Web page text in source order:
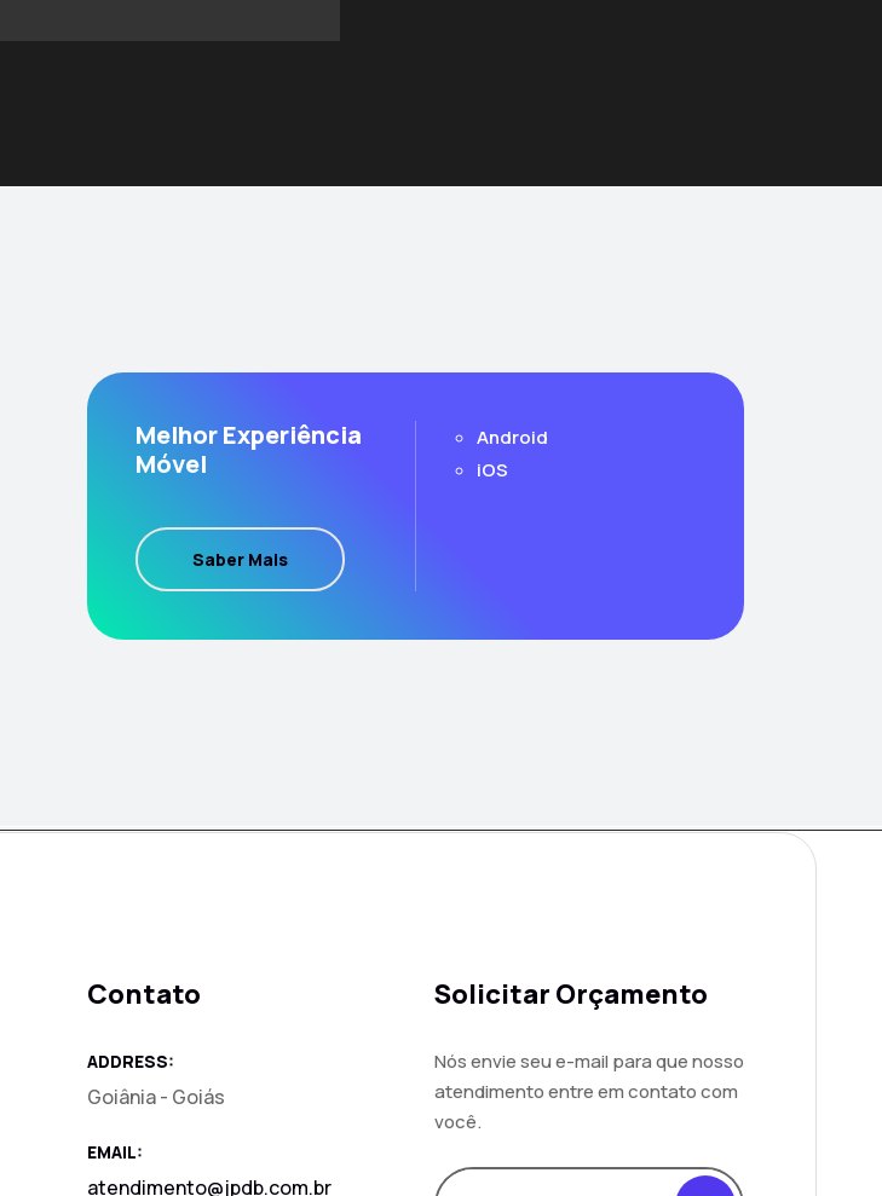
Melhor Experiência
Móvel
Saber Mais
Android
iOS
Contato
ADDRESS:
Goiânia - Goiás
EMAIL:
atendimento@jpdb.com.br
Solicitar Orçamento
Nós envie seu e-mail para que nosso
atendimento entre em contato com
você.